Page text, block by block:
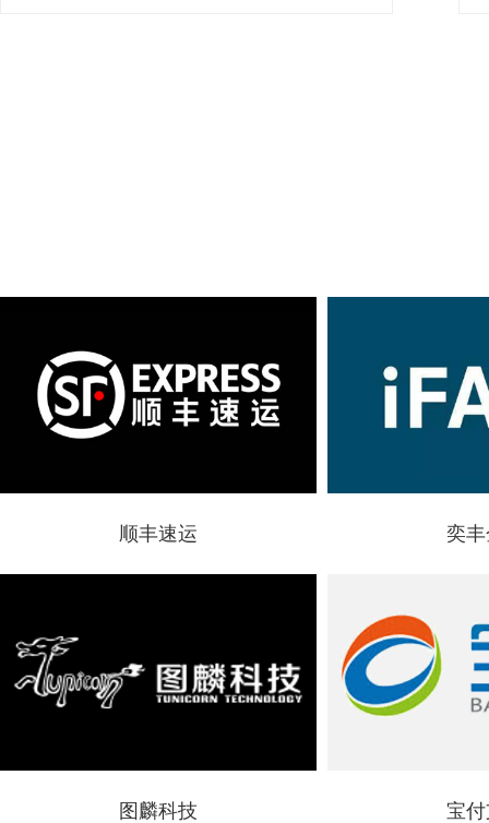
客户名称：顺丰速运
所属行业：物流行业数据中心服务器托管
业务的服务性企业。
顺丰速运
客户名称：奕丰金融
所属行业：金融行业服
奕丰金融是一家财富
自2000年成立以来，
国香港、马来西亚、印
奕
客户名称：图麟科技
所属行业：人工智能行业服务器托管
图麟科技
客户名称：宝付支付
所属行业：金融行业
宝